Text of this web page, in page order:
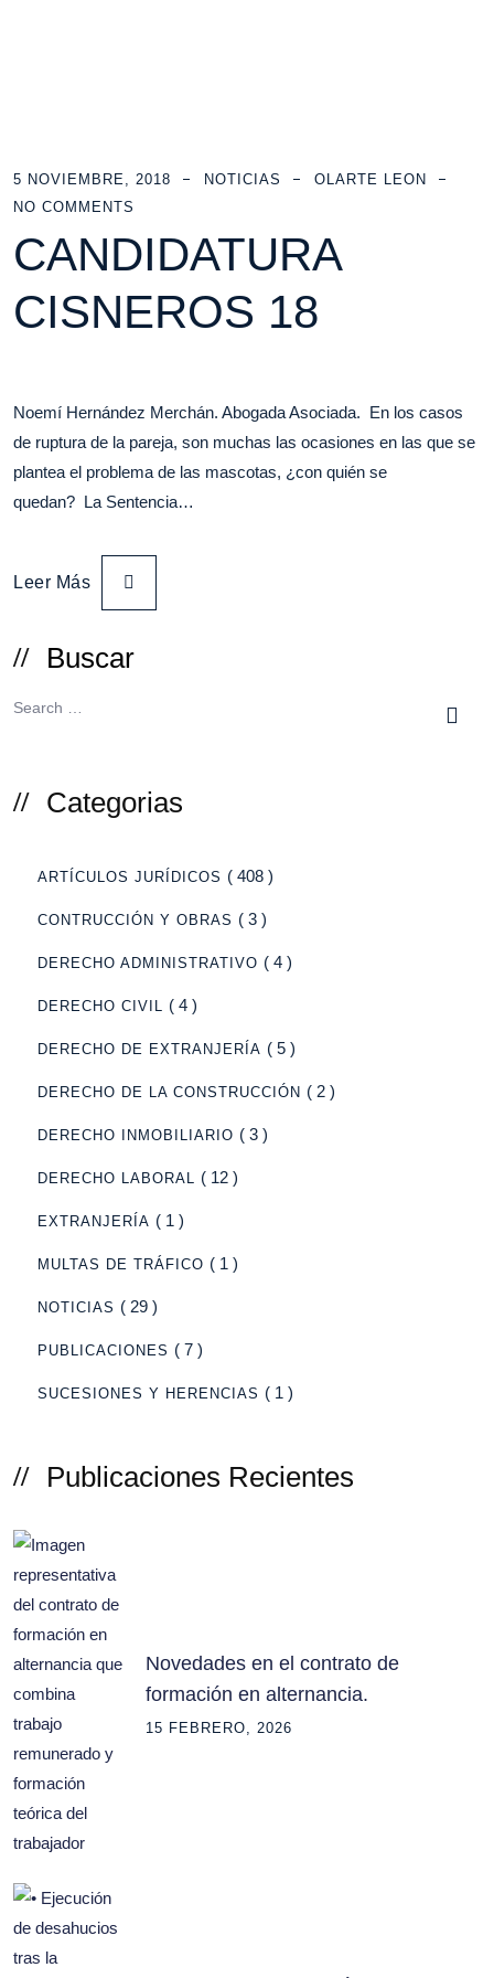
5 NOVIEMBRE, 2018 NOTICIAS
OLARTE LEON
NO COMMENTS
CANDIDATURA
CISNEROS 18
Noemí Hernández Merchán. Abogada Asociada. En los casos
de ruptura de la pareja, son muchas las ocasiones en las que se
plantea el problema de las mascotas, ¿con quién se
quedan? La Sentencia…
Leer Más
Buscar
Categorias
ARTÍCULOS JURÍDICOS ( 408 )
CONTRUCCIÓN Y OBRAS ( 3 )
DERECHO ADMINISTRATIVO ( 4 )
DERECHO CIVIL ( 4 )
DERECHO DE EXTRANJERÍA ( 5 )
DERECHO DE LA CONSTRUCCIÓN ( 2 )
DERECHO INMOBILIARIO ( 3 )
DERECHO LABORAL ( 12 )
EXTRANJERÍA ( 1 )
MULTAS DE TRÁFICO ( 1 )
NOTICIAS ( 29 )
PUBLICACIONES ( 7 )
SUCESIONES Y HERENCIAS ( 1 )
Publicaciones Recientes
Novedades en el contrato de
formación en alternancia.
15 FEBRERO, 2026